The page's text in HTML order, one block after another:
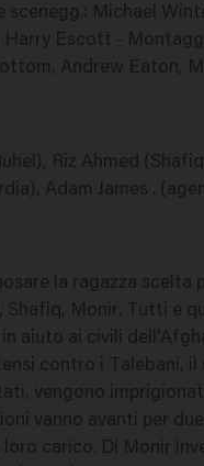
scenegg.: Michael
Harry Escott -
Andrew Eaton,
Riz Ahmed
Adam James .
la ragazza
Shafiq, Monir. Tutti e
aiuto ai civili
contro i Talebani,
vengono
vanno avanti per
carico. Di Monir